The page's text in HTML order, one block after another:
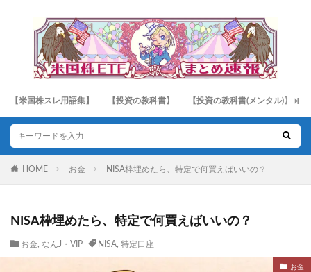
【米国株スレ用語集】 【投資の教科書】 【投資の教科書(メンタル)】
HOME お金 NISA枠埋めたら、特定で何買えばいいの？
NISA枠埋めたら、特定で何買えばいいの？
お金, なんJ・VIP NISA, 特定口座
お金